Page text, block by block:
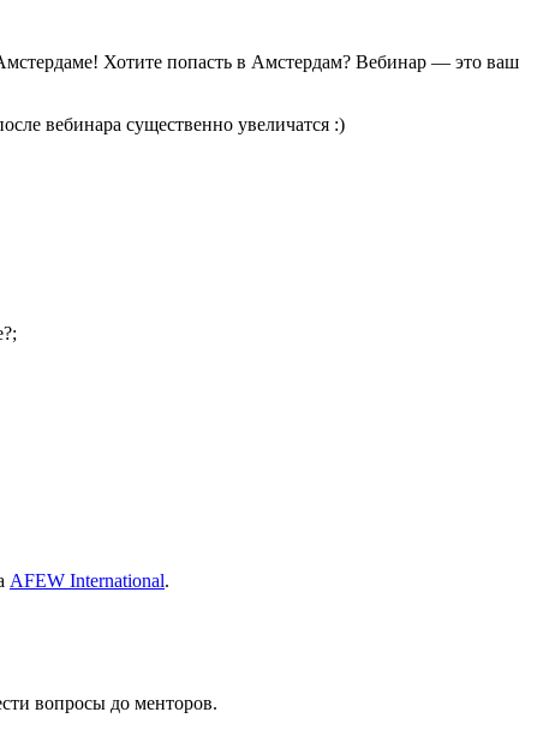
Хотите попасть в Амстердам? Вебинар — это ваш
вебинара существенно увеличатся :)
AFEW International.
вопросы до менторов.